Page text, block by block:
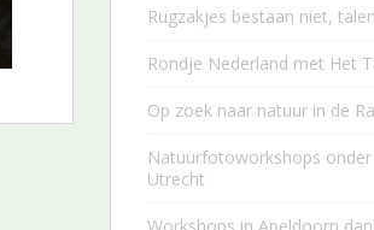
Rugzakjes bestaan niet,
Rondje Nederland met Het
Op zoek naar natuur in de
Natuurfotoworkshops
Utrecht